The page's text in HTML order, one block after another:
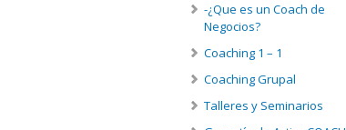
-¿Que es un Coach de
Negocios?
Coaching 1 – 1
Coaching Grupal
Talleres y Seminarios